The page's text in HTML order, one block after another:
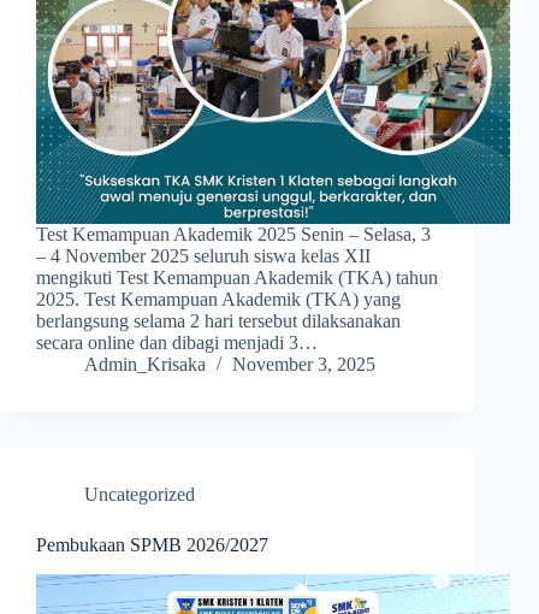
Test Kemampuan Akademik 2025 Senin – Selasa, 3
– 4 November 2025 seluruh siswa kelas XII
mengikuti Test Kemampuan Akademik (TKA) tahun
2025. Test Kemampuan Akademik (TKA) yang
berlangsung selama 2 hari tersebut dilaksanakan
secara online dan dibagi menjadi 3…
Admin_Krisaka
November 3, 2025
Uncategorized
Pembukaan SPMB 2026/2027